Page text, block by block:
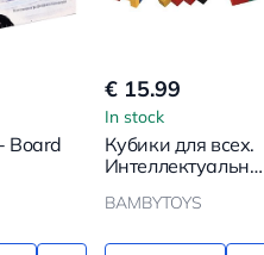
Board
€ 15.99
In stock
Кубики для всех.
Интеллектуальные
BAMBYTOYS